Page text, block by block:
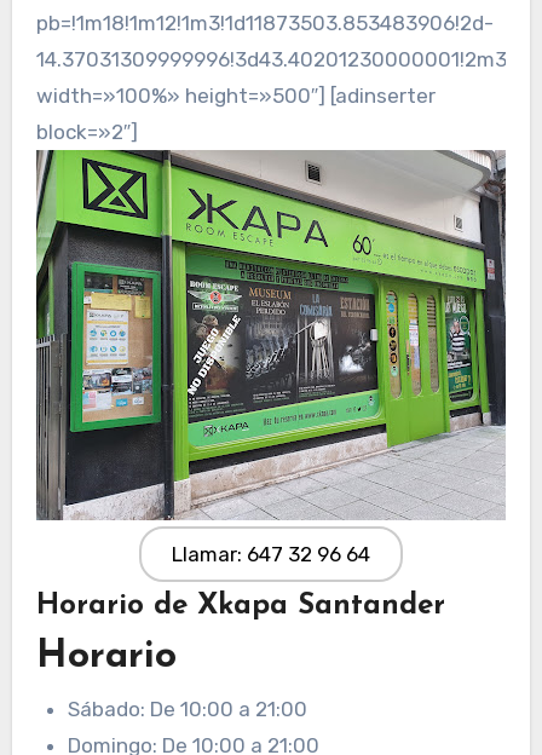
pb=!1m18!1m12!1m3!1d11873503.853483906!2d-
width=»100%» height=»500″] [adinserter
block=»2″]
Llamar: 647 32 96 64
Horario de Xkapa Santander
Horario
Sábado: De 10:00 a 21:00
Domingo: De 10:00 a 21:00